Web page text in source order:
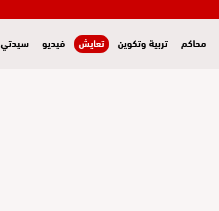
محاكم تربية وتكوين تعايش فيديو سيدتي